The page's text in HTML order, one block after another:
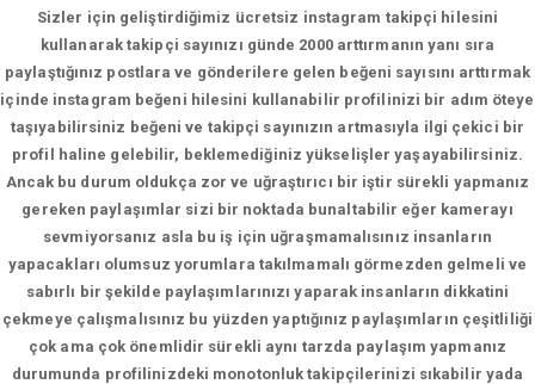
Sizler için geliştirdiğimiz ücretsiz instagram takipçi hilesini
kullanarak takipçi sayınızı günde 2000 arttırmanın yanı sıra
paylaştığınız postlara ve gönderilere gelen beğeni sayısını arttırmak
içinde instagram beğeni hilesini kullanabilir profilinizi bir adım öteye
taşıyabilirsiniz beğeni ve takipçi sayınızın artmasıyla ilgi çekici bir
profil haline gelebilir, beklemediğiniz yükselişler yaşayabilirsiniz.
Ancak bu durum oldukça zor ve uğraştırıcı bir iştir sürekli yapmanız
gereken paylaşımlar sizi bir noktada bunaltabilir eğer kamerayı
sevmiyorsanız asla bu iş için uğraşmamalısınız insanların
yapacakları olumsuz yorumlara takılmamalı görmezden gelmeli ve
sabırlı bir şekilde paylaşımlarınızı yaparak insanların dikkatini
çekmeye çalışmalısınız bu yüzden yaptığınız paylaşımların çeşitliliği
çok ama çok önemlidir sürekli aynı tarzda paylaşım yapmanız
durumunda profilinizdeki monotonluk takipçilerinizi sıkabilir yada